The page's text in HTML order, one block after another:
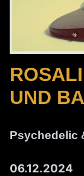
UND
Psychedelic
06.12.2024